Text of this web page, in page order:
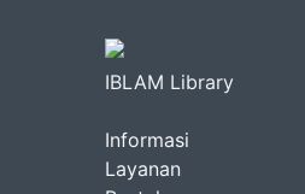
IBLAM Library
Informasi
Layanan